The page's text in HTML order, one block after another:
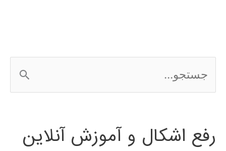
WLAN
س
ج
رفع اشکال و آموزش آنلاین